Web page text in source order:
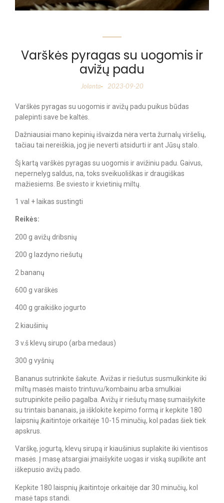
Varškės pyragas su uogomis ir
avižų padu
Jolanta- 2023-09-20
Varškės pyragas su uogomis ir avižų padu puikus būdas
palepinti save be kaltės.
Dažniausiai mano kepinių išvaizda nėra verta žurnalų viršelių,
tačiau tai nereiškia, jog jie neverti atsidurti ir ant Jūsų stalo.
Šį kartą varškės pyragas su uogomis ir avižiniu padu. Gaivus,
nepernelyg saldus, na, toks sveikuoliškas ir draugiškas
mažiesiems. Be sviesto ir kvietinių miltų.
1 val + laikas sustingti
Reikės:
200 g avižų dribsnių
200 g lazdyno riešutų
2 bananų
600 g varškės
400 g graikiško jogurto
2 kiaušinių
3 v.š klevų sirupo (arba medaus)
300 g vyšnių
Bananus sutrinkite šakute. Avižas ir riešutus susmulkinkite iki
miltų masės maisto trintuvu/kombainu arba smulkiai
sutrupinkite peilio pagalba. Avižų ir riešutų masę sumaišykite
su trintais bananais, ja išklokite kepimo formą ir kepkite 180
laipsnių įkaitintoje orkaitėje 10-15 minučių, kol padas šiek tiek
apskrus.
Varškę, jogurtą, klevų sirupą ir kiaušinius suplakite iki vientisos
masės. Į masę atsargiai įmaišykite uogas ir viską supilkite ant
iškepusio avižų pado.
Kepkite 180 laispnių įkaitintoje orkaitėje dar 30 minučių, kol
masė taps standi.